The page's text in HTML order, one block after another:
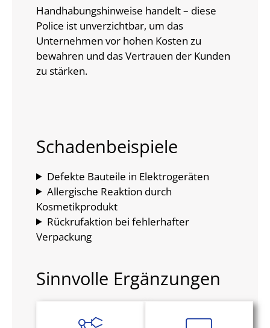
Handhabungshinweise handelt – diese
Police ist unverzichtbar, um das
Unternehmen vor hohen Kosten zu
bewahren und das Vertrauen der Kunden
zu stärken.
Schadenbeispiele
Defekte Bauteile in Elektrogeräten
Allergische Reaktion durch
Kosmetikprodukt
Rückrufaktion bei fehlerhafter
Verpackung
Sinnvolle Ergänzungen